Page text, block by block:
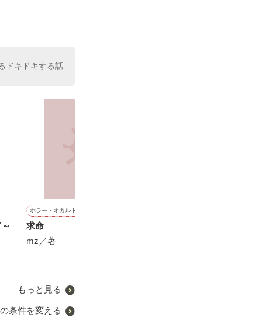
居まで提案
ドキドキする話
ホラー・オカルト
求命
mz／著
もっと見る
条件を変える